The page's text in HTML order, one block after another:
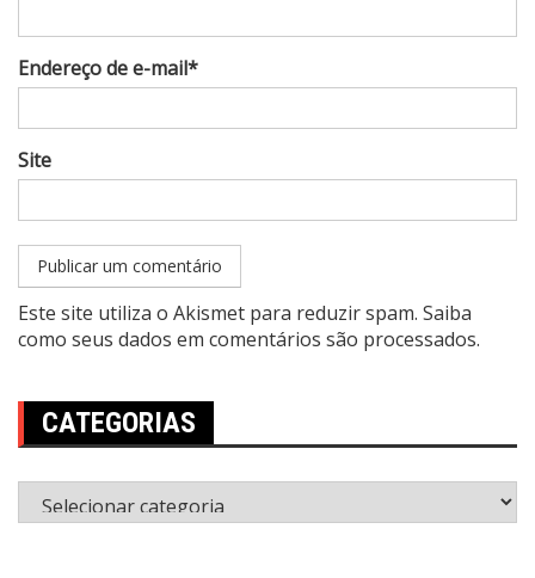
Endereço de e-mail*
Site
Este site utiliza o Akismet para reduzir spam. Saiba
como seus dados em comentários são processados.
CATEGORIAS
Categorias